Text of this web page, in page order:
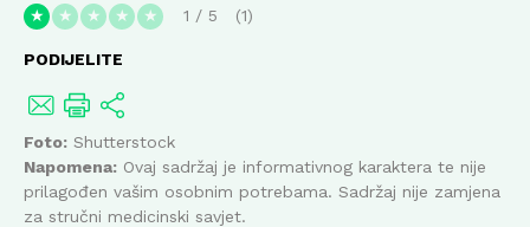
★ ★ ★ ★ ★ 1 / 5 1
PODIJELITE
Foto: Shutterstock
Napomena: Ovaj sadržaj je informativnog karaktera te nije
prilagođen vašim osobnim potrebama. Sadržaj nije zamjena
za stručni medicinski savjet.